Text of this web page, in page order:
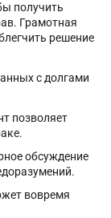
получить
Грамотная
решение
с долгами
позволяет
обсуждение
вовремя